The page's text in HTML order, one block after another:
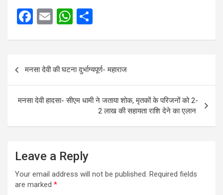
F
b
o
o
E
W
s
A
p
e
मनसा देवी की घटना दुर्भाग्यपूर्ण- महाराज
मनसा देवी हादसा- सीएम धामी ने जताया शोक, मृतकों के परिजनों को 2-
2 लाख की सहायता राशि देने का एलान
Leave a Reply
Your email address will not be published. Required fields
are marked *